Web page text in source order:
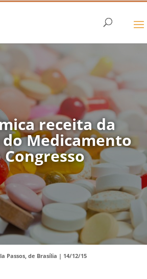
receita da
do Medicamento
Passos, de Brasília | 14/12/15